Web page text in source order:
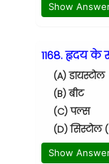
Show
1168. हृदय
(A) डायस्टोल
(B) बीट
(C) पल्स
(D) सिस्टोल
Show